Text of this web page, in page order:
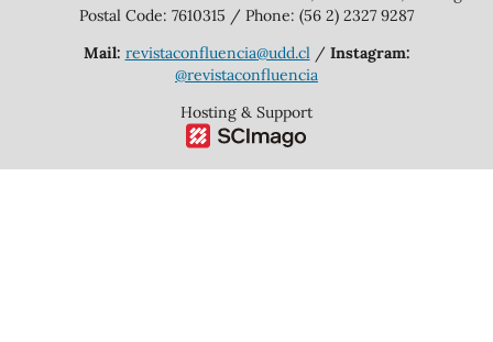
Postal Code: 7610315 / Phone: (56 2) 2327 9287
Mail: revistaconfluencia@udd.cl/ Instagram:
@revistaconfluencia
Hosting & Support